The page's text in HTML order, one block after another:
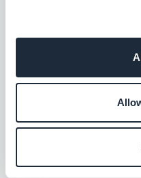
solo clic y
Gratis
clientes de